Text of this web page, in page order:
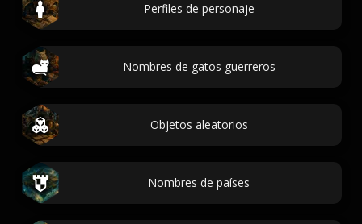
Perfiles de personaje
Nombres de gatos guerreros
Objetos aleatorios
Nombres de países